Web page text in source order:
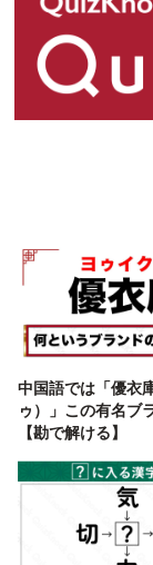
中国語では「優衣
ゥ）」この有名ブ
【勘で解ける】